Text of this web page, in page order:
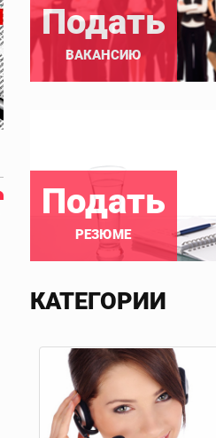
Подать
ВАКАНСИЮ
Подать
РЕЗЮМЕ
КАТЕГОРИИ